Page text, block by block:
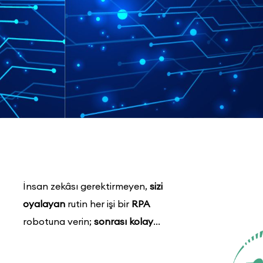
İnsan zekâsı gerektirmeyen, sizi
oyalayan rutin her işi bir RPA
robotuna verin; sonrası kolay...